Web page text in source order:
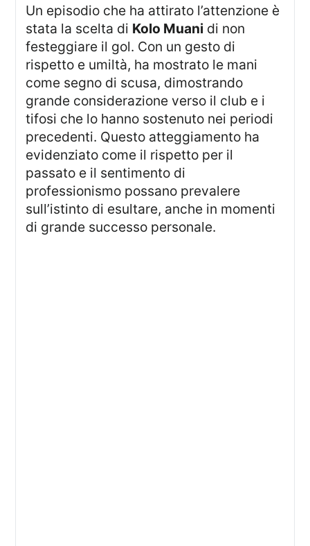
Un episodio che ha attirato l’attenzione è
stata la scelta di Kolo Muani di non
festeggiare il gol. Con un gesto di
rispetto e umiltà, ha mostrato le mani
come segno di scusa, dimostrando
grande considerazione verso il club e i
tifosi che lo hanno sostenuto nei periodi
precedenti. Questo atteggiamento ha
evidenziato come il rispetto per il
passato e il sentimento di
professionismo possano prevalere
sull’istinto di esultare, anche in momenti
di grande successo personale.